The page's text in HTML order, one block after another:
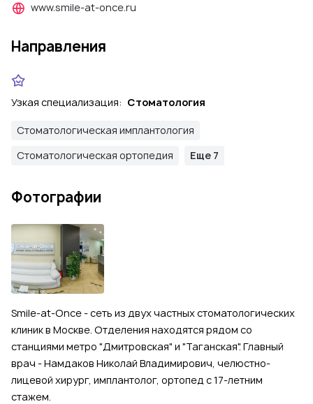
www.smile-at-once.ru
Направления
Узкая специализация: Стоматология
Стоматологическая имплантология
Стоматологическая ортопедия
Еще 7
Фотографии
Smile-at-Once - сеть из двух частных стоматологических
клиник в Москве. Отделения находятся рядом со
станциями метро "Дмитровская" и "Таганская". Главный
врач - Намдаков Николай Владимирович, челюстно-
лицевой хирург, имплантолог, ортопед с 17-летним
стажем.